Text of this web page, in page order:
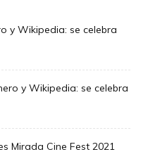
y Wikipedia: se celebra
y Wikipedia: se celebra
Mirada Cine Fest 2021